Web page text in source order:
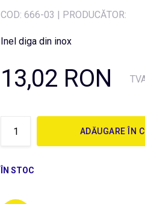
COD: 666-03 | PRODUCĂTOR:
Inel diga din inox
13,02 RON
ADĂUGARE ÎN
ÎN STOC